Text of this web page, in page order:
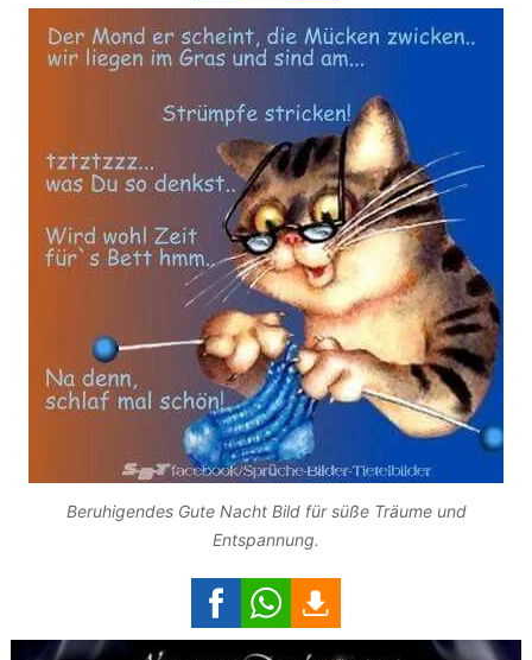
Beruhigendes Gute Nacht Bild für süße Träume und
Entspannung.